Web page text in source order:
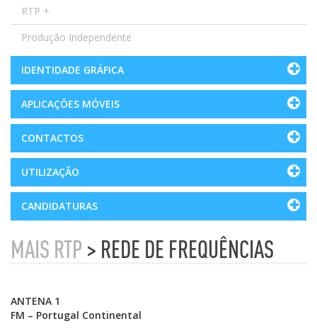
RTP +
Produção Independente
IDENTIDADE GRÁFICA
APLICAÇÕES MÓVEIS
CONTACTOS
UTILIZAÇÃO
CANDIDATURAS
MAIS RTP > REDE DE FREQUÊNCIAS
ANTENA 1
FM – Portugal Continental